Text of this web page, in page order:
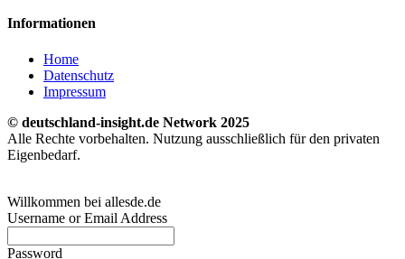
Informationen
Home
Datenschutz
Impressum
© deutschland-insight.de Network 2025
Alle Rechte vorbehalten. Nutzung ausschließlich für den privaten
Eigenbedarf.
Willkommen bei allesde.de
Username or Email Address
Password